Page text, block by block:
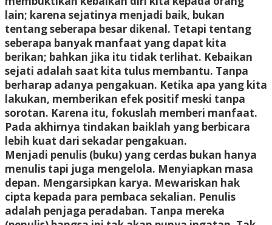
lain; karena sejatinya menjadi baik, bukan
tentang seberapa besar dikenal. Tetapi tentang
seberapa banyak manfaat yang dapat kita
berikan; bahkan jika itu tidak terlihat. Kebaikan
sejati adalah saat kita tulus membantu. Tanpa
berharap adanya pengakuan. Ketika apa yang kita
lakukan, memberikan efek positif meski tanpa
sorotan. Karena itu, fokuslah memberi manfaat.
Pada akhirnya tindakan baiklah yang berbicara
lebih kuat dari sekadar pengakuan.
Menjadi penulis (buku) yang cerdas bukan hanya
menulis tapi juga mengelola. Menyiapkan masa
depan. Mengarsipkan karya. Mewariskan hak
cipta kepada para pembaca sekalian. Penulis
adalah penjaga peradaban. Tanpa mereka